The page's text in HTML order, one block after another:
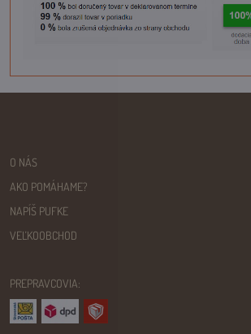
O NÁS
AKO POMÁHAME?
NAPÍŠ PUFKE
VEĽKOOBCHOD
PREPRAVCOVIA: